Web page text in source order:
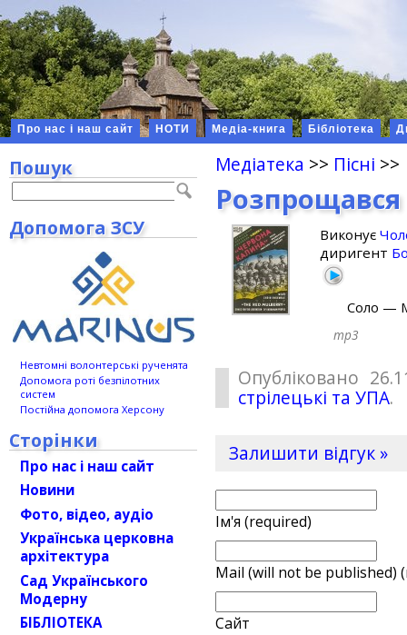
Про нас і наш сайт НОТИ Медіа-книга Бібліотека
Медіатека >> Пісні >>
Розпрощався
Виконує
диригент
Соло —
mp3
Опубліковано
стрілецькі та УПА.
Залишити відгук »
Ім'я (required)
Mail (will not be published)
Сайт
Пошук
Допомога ЗСУ
Невтомні волонтерські рученята
Допомога роті безпілотних
систем
Постійна допомога Херсону
Сторінки
Про нас і наш сайт
Новини
Фото, відео, аудіо
Українська церковна
архітектура
Сад Українського
Модерну
БІБЛІОТЕКА